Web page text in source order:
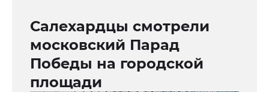
Салехардцы смотрели
московский Парад
Победы на городской
площади